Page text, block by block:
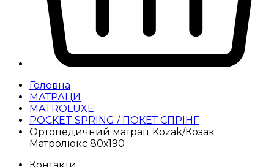
Головна
МАТРАЦИ
MATROLUXE
POCKET SPRING / ПОКЕТ СПРІНГ
Ортопедичний матрац Kozak/Козак
Матролюкс 80х190